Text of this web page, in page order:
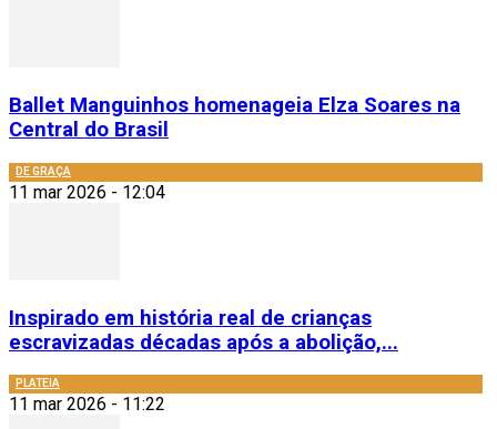
Ballet Manguinhos homenageia Elza Soares na
Central do Brasil
DE GRAÇA
11 mar 2026 - 12:04
Inspirado em história real de crianças
escravizadas décadas após a abolição,...
PLATEIA
11 mar 2026 - 11:22